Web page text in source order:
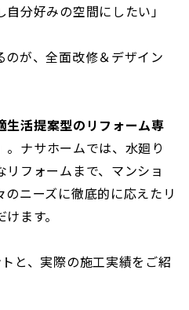
自分好みの空間にしたい」
が、全面改修＆デザイン
生活提案型のリフォーム専
。ナサホームでは、水廻り
フォームまで、マンショ
ニーズに徹底的に応えたリ
ます。
と、実際の施工実績をご紹